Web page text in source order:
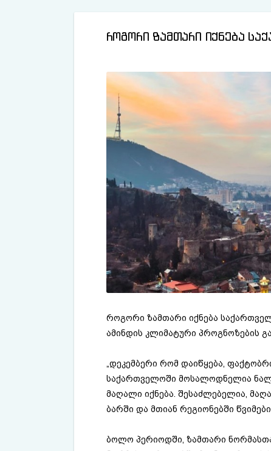
როგორი ზამთარი იქნება
როგორი ზამთარი იქნება
ამინდის კლიმატური პროგნოზების
„დეკემბერი რომ დაიწყება,
საქართველოში მოსალოდნელია
მაღალი იქნება. შესაძლებელია,
ბარში და მთიან რეგიონებში
ბოლო პერიოდში, ზამთარი